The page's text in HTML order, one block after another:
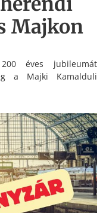
Majkon
éves jubileumát
a Majki Kamalduli